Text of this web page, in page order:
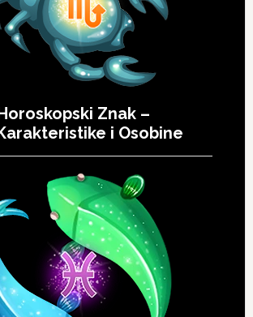
Znak –
i Osobine